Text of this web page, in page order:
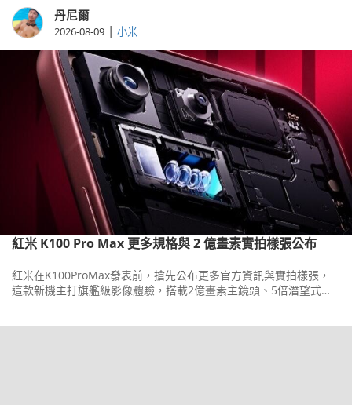
丹尼爾
2026-08-09 | 小米
紅米 K100 Pro Max 更多規格與 2 億畫素實拍樣張公布
紅米在K100ProMax發表前，搶先公布更多官方資訊與實拍樣張，
這款新機主打旗艦級影像體驗，搭載2億畫素主鏡頭、5倍潛望式長